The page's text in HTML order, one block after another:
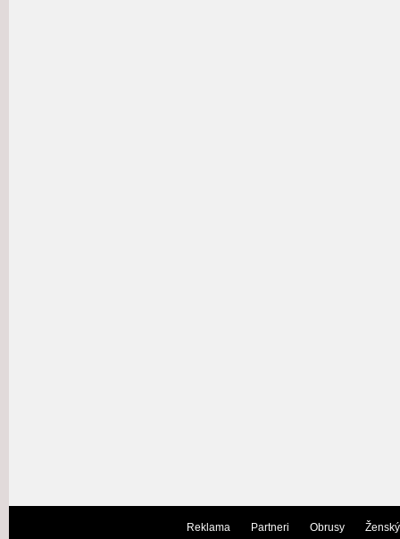
Reklama Partneri Obrusy